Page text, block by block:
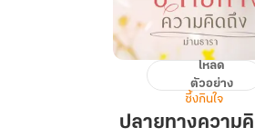
ปลาย
ความ
โหลด
ตัวอย่าง
ซึ้งกินใจ
ปลายทางความ